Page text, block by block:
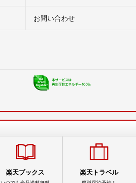
お問い合わせ
楽天ブックス 楽天トラベル